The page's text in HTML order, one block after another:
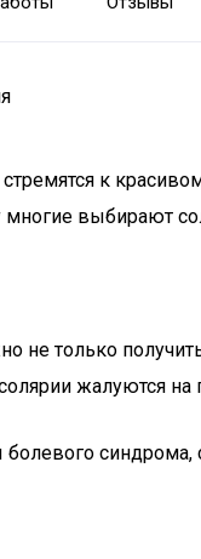
к
многие выбирают
не только
жалуются на